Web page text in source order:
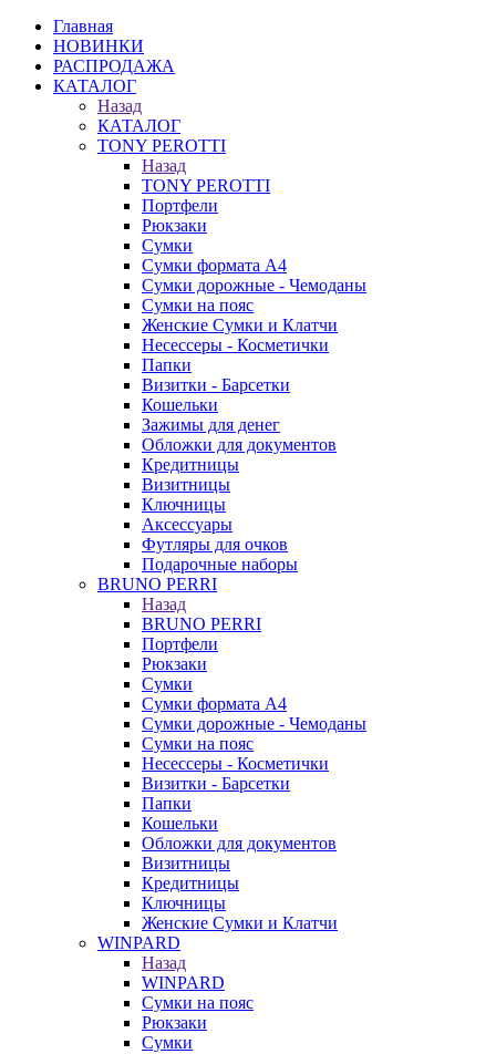
Главная
НОВИНКИ
РАСПРОДАЖА
КАТАЛОГ
Назад
КАТАЛОГ
TONY PEROTTI
Назад
TONY PEROTTI
Портфели
Рюкзаки
Сумки
Сумки формата А4
Сумки дорожные - Чемоданы
Сумки на пояс
Женские Сумки и Клатчи
Несессеры - Косметички
Папки
Визитки - Барсетки
Кошельки
Зажимы для денег
Обложки для документов
Кредитницы
Визитницы
Ключницы
Аксессуары
Футляры для очков
Подарочные наборы
BRUNO PERRI
Назад
BRUNO PERRI
Портфели
Рюкзаки
Сумки
Сумки формата А4
Сумки дорожные - Чемоданы
Сумки на пояс
Несессеры - Косметички
Визитки - Барсетки
Папки
Кошельки
Обложки для документов
Визитницы
Кредитницы
Ключницы
Женские Сумки и Клатчи
WINPARD
Назад
WINPARD
Сумки на пояс
Рюкзаки
Сумки